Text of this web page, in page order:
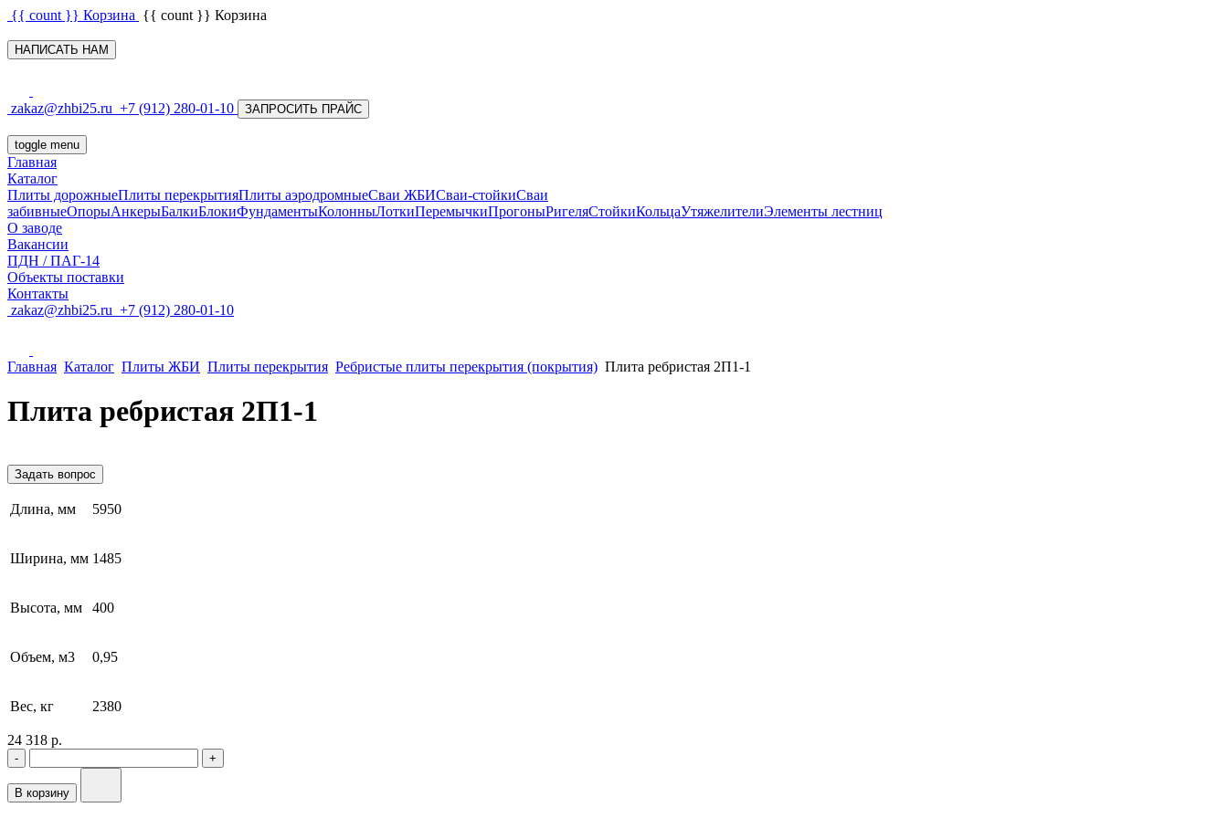
{{ count }} Корзина {{ count }} Корзина
НАПИСАТЬ НАМ
zakaz@zhbi25.ru +7 (912) 280-01-10 ЗАПРОСИТЬ ПРАЙС
toggle menu
Главная
Каталог
Плиты дорожныеПлиты перекрытияПлиты аэродромныеСваи ЖБИСваи-стойкиСваи
забивныеОпорыАнкерыБалкиБлокиФундаментыКолонныЛоткиПеремычкиПрогоныРигеляСтойкиКольцаУтяжелителиЭлементы лестниц
О заводе
Вакансии
ПДН / ПАГ-14
Объекты поставки
Контакты
zakaz@zhbi25.ru +7 (912) 280-01-10
Главная Каталог Плиты ЖБИ Плиты перекрытия Ребристые плиты перекрытия (покрытия) Плита ребристая 2П1-1
Плита ребристая 2П1-1
Задать вопрос
Длина, мм 5950
Ширина, мм 1485
Высота, мм 400
Объем, м3 0,95
Вес, кг 2380
24 318 р.
- +
В корзину